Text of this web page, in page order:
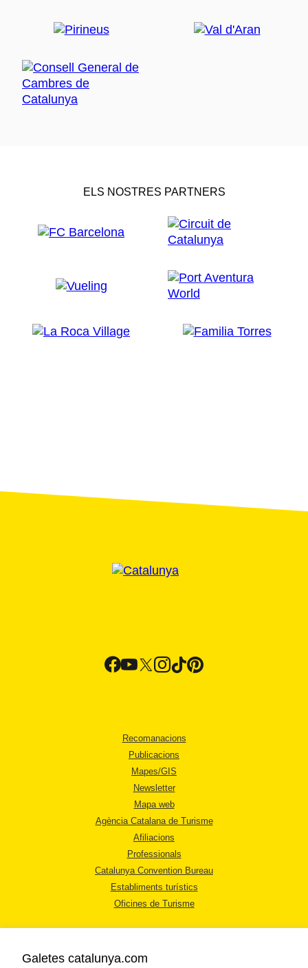
ELS NOSTRES PARTNERS
Recomanacions
Publicacions
Mapes/GIS
Newsletter
Mapa web
Agència Catalana de Turisme
Afiliacions
Professionals
Catalunya Convention Bureau
Establiments turístics
Oficines de Turisme
Galetes catalunya.com